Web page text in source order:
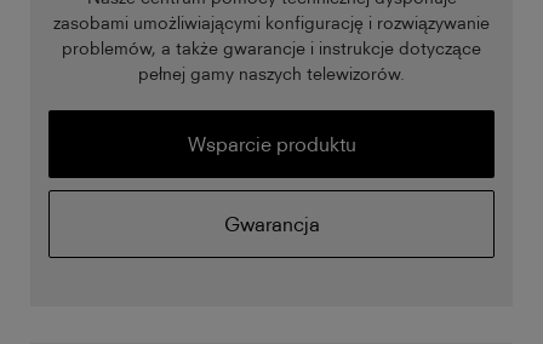
zasobami umożliwiającymi konfigurację i rozwiązywanie
problemów, a także gwarancje i instrukcje dotyczące
pełnej gamy naszych telewizorów.
Wsparcie produktu
Gwarancja